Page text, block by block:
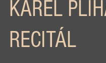
KAREL
RECITÁL